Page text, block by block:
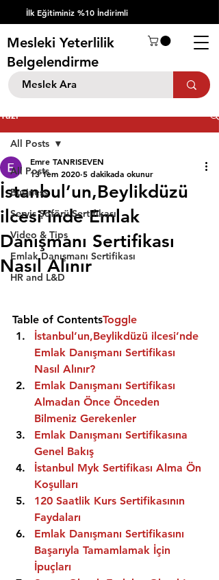
İlk Eğitiminiz %10 İndirimli
Mesleki Yeterlilik
Belgelendirme
Yazı
All Posts
Business
Servis Şöförü Sertifikası
Video & Tips
Emlak Danışmanı Sertifikası
HR and L&D
All Posts
İstanbul’un,Beylikdüzü
ilcesi’inde Emlak
Danışmanı Sertifikası
Nasıl Alınır
Emre TANRISEVEN
13 Tem 2020 5 dakikada okunur
Table of ContentsToggle
İstanbul’un,Beylikdüzü ilcesi’nde
Emlak Danışmanı Sertifikası
Nasıl Alınır?
Emlak Danışmanı Sertifikası
Almadan Önce Önceden
Bilmeniz Gerekenler
Emlak Danışmanı Sertifikasına
Genel Bakış
İstanbul Myk Sertifikası Alma Ön
Koşulları
120 Saatlik Kurs Sertifikasının
Faydaları
Emlak Danışmanı Sertifikasını
Başarıyla Tamamlamak İçin
İpuçları